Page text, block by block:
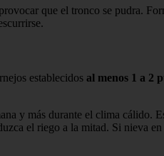
que el tronco se pudra.
establecidos al menos 1 a 2
y más durante el clima cálido.
el riego a la mitad. Si nieva